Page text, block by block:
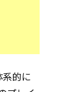
的に